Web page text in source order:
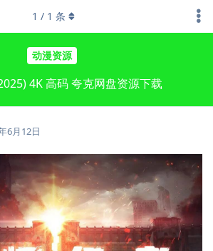
动漫资源
4K 高码 夸克网盘资源下载
1 / 1 条
6月12日